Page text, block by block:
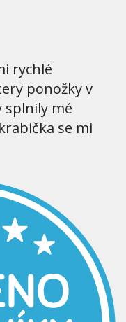
rychlé
ponožky v
splnily mé
se mi